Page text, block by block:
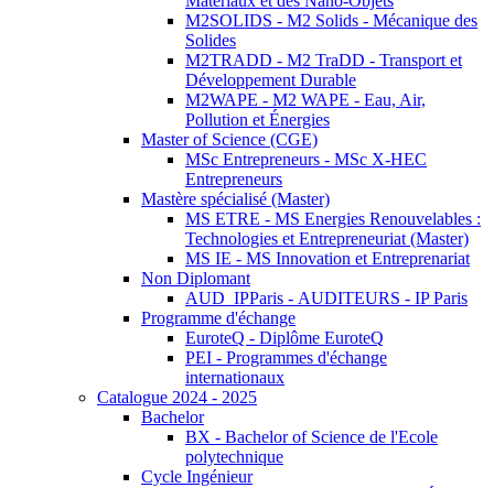
M2SOLIDS - M2 Solids - Mécanique des
Solides
M2TRADD - M2 TraDD - Transport et
Développement Durable
M2WAPE - M2 WAPE - Eau, Air,
Pollution et Énergies
Master of Science (CGE)
MSc Entrepreneurs - MSc X-HEC
Entrepreneurs
Mastère spécialisé (Master)
MS ETRE - MS Energies Renouvelables :
Technologies et Entrepreneuriat (Master)
MS IE - MS Innovation et Entreprenariat
Non Diplomant
AUD_IPParis - AUDITEURS - IP Paris
Programme d'échange
EuroteQ - Diplôme EuroteQ
PEI - Programmes d'échange
internationaux
Catalogue 2024 - 2025
Bachelor
BX - Bachelor of Science de l'Ecole
polytechnique
Cycle Ingénieur